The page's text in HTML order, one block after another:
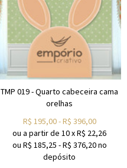
TMP 019 - Quarto cabeceira cama
orelhas
R$ 195,00-R$ 396,00
ou a partir de 10xR$ 22,26
ou R$ 185,25 -R$ 376,20no
depósito